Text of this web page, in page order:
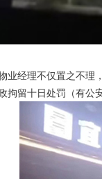
经理不仅置之不理
留十日处罚（有公